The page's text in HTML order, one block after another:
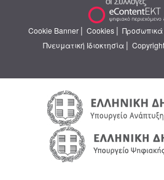
Cookie Banner | Cookies |
Πνευματική Ιδιοκτησία |